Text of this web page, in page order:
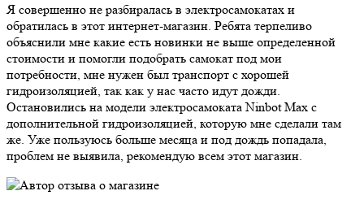
Я совершенно не разбиралась в электросамокатах и
обратилась в этот интернет-магазин. Ребята терпеливо
объяснили мне какие есть новинки не выше определенной
стоимости и помогли подобрать самокат под мои
потребности, мне нужен был транспорт с хорошей
гидроизоляцией, так как у нас часто идут дожди.
Остановились на модели электросамоката Ninbot Max с
дополнительной гидроизоляцией, которую мне сделали там
же. Уже пользуюсь больше месяца и под дождь попадала,
проблем не выявила, рекомендую всем этот магазин.